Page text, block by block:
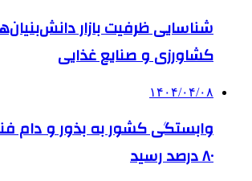
شناسایی ظرفیت‌ بازار
کشاورزی و صنایع غذایی
۱۴۰۴/۰۴/۰۸
وابستگی کشور به بذور و دام
۸۰ درصد رسید